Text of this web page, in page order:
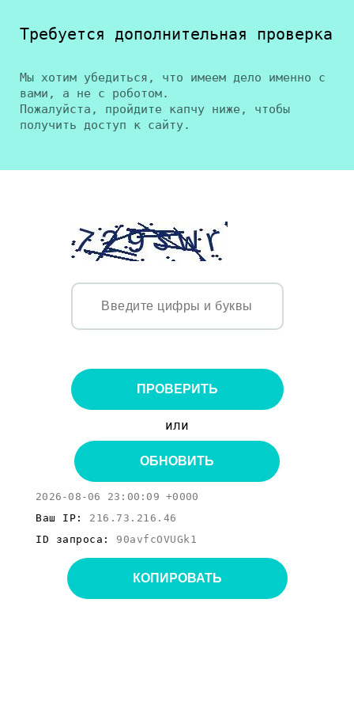
Требуется дополнительная проверка
Мы хотим убедиться, что имеем дело именно с
вами, а не с роботом.
Пожалуйста, пройдите капчу ниже, чтобы
получить доступ к сайту.
ПРОВЕРИТЬ
или
ОБНОВИТЬ
2026-08-06 23:00:09 +0000
Ваш IP: 216.73.216.46
ID запроса: 90avfcOVUGk1
КОПИРОВАТЬ